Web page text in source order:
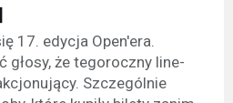
17. edycja Open'era.
głosy, że tegoroczny line-
Szczególnie